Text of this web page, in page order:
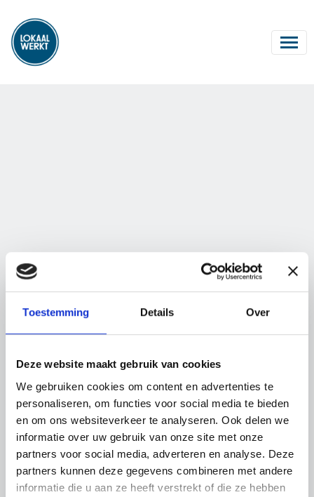
Toestemming Details Over
Deze website maakt gebruik van cookies
We gebruiken cookies om content en advertenties te
personaliseren, om functies voor social media te bieden
en om ons websiteverkeer te analyseren. Ook delen we
informatie over uw gebruik van onze site met onze
partners voor social media, adverteren en analyse. Deze
partners kunnen deze gegevens combineren met andere
informatie die u aan ze heeft verstrekt of die ze hebben